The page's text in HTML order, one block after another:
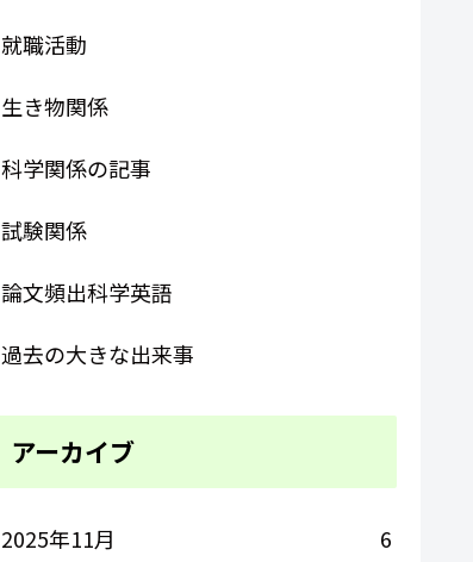
就職活動
生き物関係
科学関係の記事
試験関係
論文頻出科学英語
過去の大きな出来事
アーカイブ
2025年11月
6